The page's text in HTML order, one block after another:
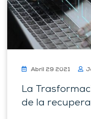
Abril 29 2021
La
de la